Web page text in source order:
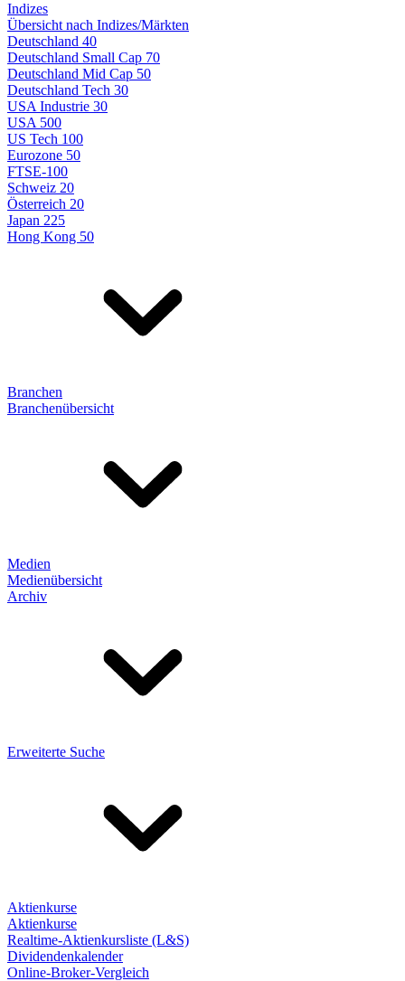
Indizes
Übersicht nach Indizes/Märkten
Deutschland 40
Deutschland Small Cap 70
Deutschland Mid Cap 50
Deutschland Tech 30
USA Industrie 30
USA 500
US Tech 100
Eurozone 50
FTSE-100
Schweiz 20
Österreich 20
Japan 225
Hong Kong 50
Branchen
Branchenübersicht
Medien
Medienübersicht
Archiv
Erweiterte Suche
Aktienkurse
Aktienkurse
Realtime-Aktienkursliste (L&S)
Dividendenkalender
Online-Broker-Vergleich